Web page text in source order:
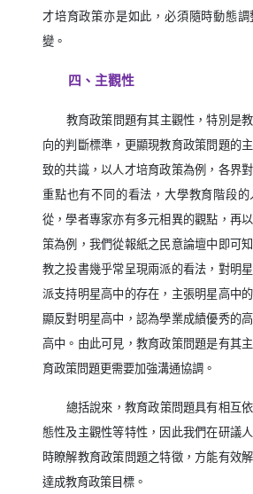
才培育政策亦是如此，必須隨時動態
變。
四、主觀性
教育政策問題有其主觀性，特別是
向的判斷標準，更顯現教育政策問題的
致的共識，以人才培育政策為例，各界
重點也有不同的看法，大學教育階段
從，學者專家亦有多元相異的觀點，再
策為例，我們從報紙之民意論壇中即可
教之投書幾乎常呈現兩派的看法，對明
派支持明星高中的存在，主張明星高中
顯反對明星高中，認為學業成績優秀的
高中。由此可見，教育政策問題是有其
育政策問題更需要加強溝通協調。
總括說來，教育政策問題具有相互
態性及主觀性等特性，因此我們在研議
時瞭解教育政策問題之特徵，方能有效
達成教育政策目標。